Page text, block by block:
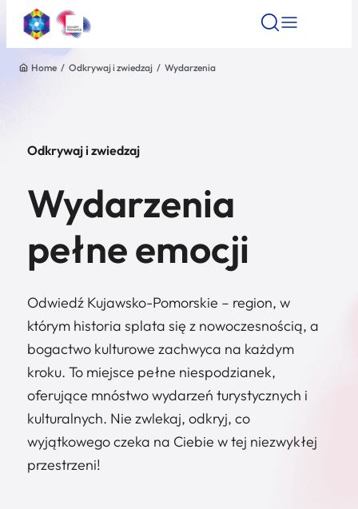
Kategoria
Home / Odkrywaj i zwiedzaj / Wydarzenia
Odkrywaj i zwiedzaj
Wydarzenia
pełne emocji
Odwiedź Kujawsko-Pomorskie – region, w
którym historia splata się z nowoczesnością, a
bogactwo kulturowe zachwyca na każdym
kroku. To miejsce pełne niespodzianek,
oferujące mnóstwo wydarzeń turystycznych i
kulturalnych. Nie zwlekaj, odkryj, co
wyjątkowego czeka na Ciebie w tej niezwykłej
przestrzeni!